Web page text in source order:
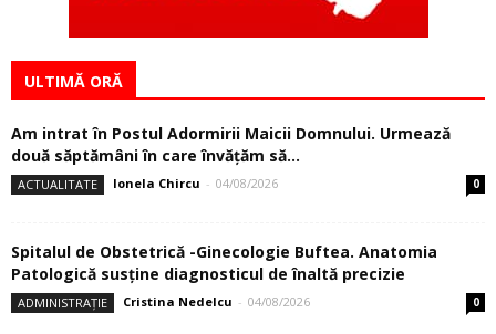
ULTIMĂ ORĂ
Am intrat în Postul Adormirii Maicii Domnului. Urmează
două săptămâni în care învăţăm să...
ACTUALITATE Ionela Chircu - 04/08/2026 0
Spitalul de Obstetrică -Ginecologie Buftea. Anatomia
Patologică susţine diagnosticul de înaltă precizie
ADMINISTRAȚIE Cristina Nedelcu - 04/08/2026 0